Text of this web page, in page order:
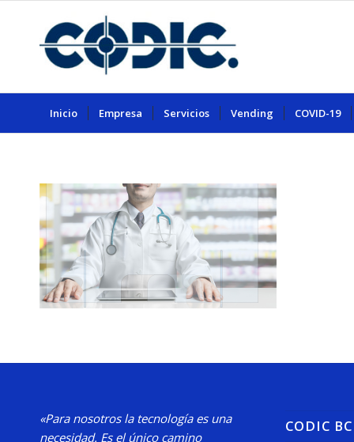
Inicio Empresa Servicios Vending COVID-19
«Para nosotros la tecnología es una
necesidad. Es el único camino
CODIC